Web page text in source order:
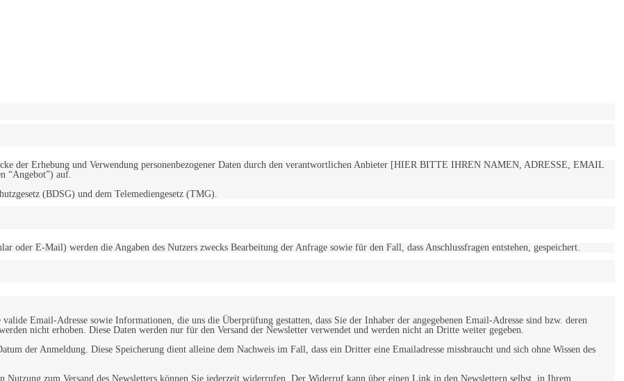
der Erhebung und Verwendung personenbezogener Daten durch den verantwortlichen Anbieter [HIER BITTE IHREN NAMEN, ADRESSE, EMAIL
“Angebot”) auf.
(BDSG) und dem Telemediengesetz (TMG).
E-Mail) werden die Angaben des Nutzers zwecks Bearbeitung der Anfrage sowie für den Fall, dass Anschlussfragen entstehen, gespeichert.
Email-Adresse sowie Informationen, die uns die Überprüfung gestatten, dass Sie der Inhaber der angegebenen Email-Adresse sind bzw. deren
nicht erhoben. Diese Daten werden nur für den Versand der Newsletter verwendet und werden nicht an Dritte weiter gegeben.
der Anmeldung. Diese Speicherung dient alleine dem Nachweis im Fall, dass ein Dritter eine Emailadresse missbraucht und sich ohne Wissen des
zum Versand des Newsletters können Sie jederzeit widerrufen. Der Widerruf kann über einen Link in den Newslettern selbst, in Ihrem